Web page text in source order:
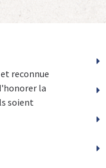
reconnue
la
soient